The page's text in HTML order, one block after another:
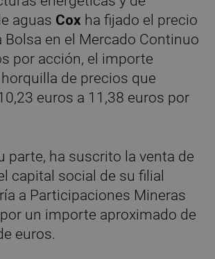
aguas Cox ha fijado el precio
Bolsa en el Mercado Continuo
por acción, el importe
de precios que
euros a 11,38 euros por
parte, ha suscrito la venta de
capital social de su filial
a Participaciones Mineras
un importe aproximado de
euros.